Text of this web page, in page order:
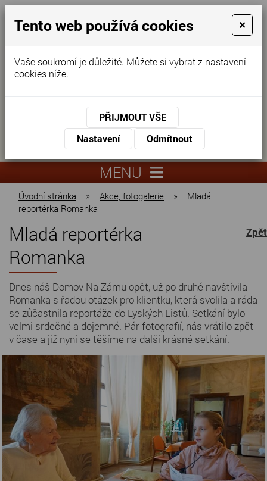
prohlídka
KONTAKTUJTE NÁS
KONTAKTUJTE NÁS
551
lysa.cz
MENU
Úvodní stránka » Akce, fotogalerie »
Mladá
reportérka Romanka
Mladá reportérka
Romanka
Dnes náš Domov Na Zámu opět, už po druhé navštívila
Romanka s řadou otázek pro klientku, která svolila a ráda
se zůčastnila reportáže do Lyských Listů. Setkání bylo
velmi srdečné a dojemné. Pár fotografií, nás vrátilo zpět
v čase a již nyní se těšíme na další krásné setkání.
Zpět
Tento web používá cookies ×
Vaše soukromí je důležité. Můžete si vybrat z nastavení
cookies níže.
PŘIJMOUT VŠE
Nastavení
Odmítnout